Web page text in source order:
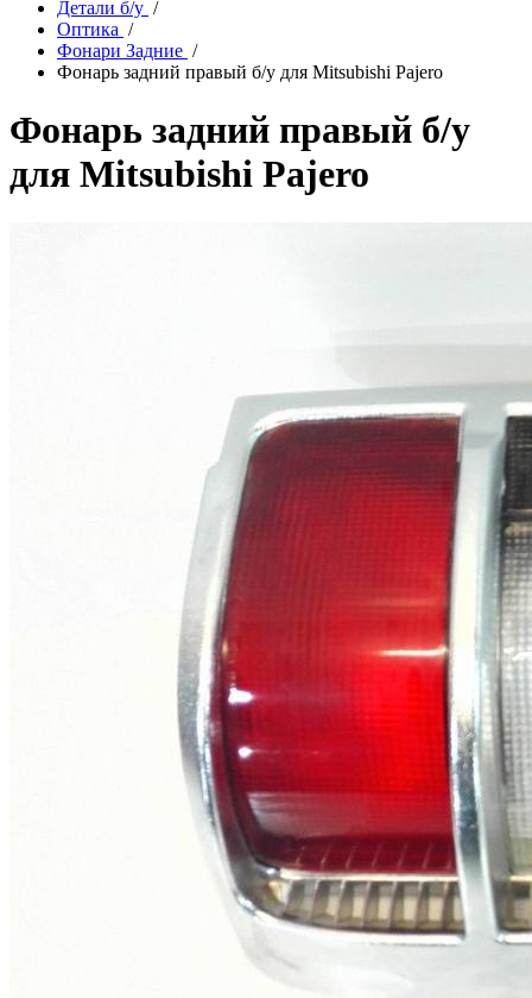
Детали б/у /
Оптика /
Фонари Задние /
Фонарь задний правый б/у для Mitsubishi Pajero
Фонарь задний правый б/у
для Mitsubishi Pajero